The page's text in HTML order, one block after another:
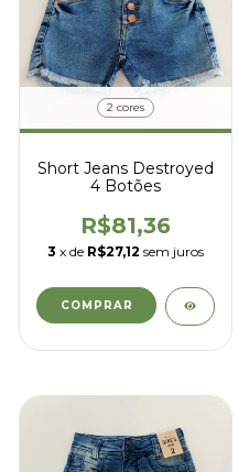
2 cores
Short Jeans Destroyed
4 Botões
R$81,36
3 x de R$27,12 sem juros
COMPRAR